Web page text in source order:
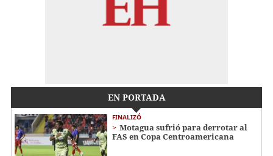
EN PORTADA
FINALIZÓ
Motagua sufrió para derrotar al
FAS en Copa Centroamericana